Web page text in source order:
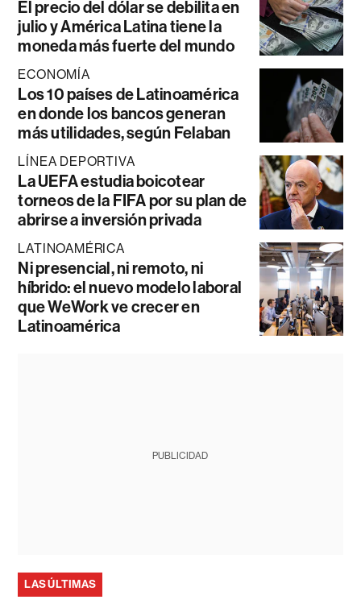
El precio del dólar se debilita en
julio y América Latina tiene la
moneda más fuerte del mundo
ECONOMÍA
Los 10 países de Latinoamérica
en donde los bancos generan
más utilidades, según Felaban
LÍNEA DEPORTIVA
La UEFA estudia boicotear
torneos de la FIFA por su plan de
abrirse a inversión privada
LATINOAMÉRICA
Ni presencial, ni remoto, ni
híbrido: el nuevo modelo laboral
que WeWork ve crecer en
Latinoamérica
PUBLICIDAD
LAS ÚLTIMAS